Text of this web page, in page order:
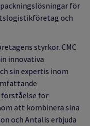
för
och
styrkor. CMC
innovativa
sin expertis inom
förståelse för
att kombinera sina
och Antalis erbjuda